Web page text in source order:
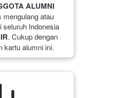
ALUMNI
mengulang atau
reseat materi di seluruh Indonesia
. Cukup dengan
kartu alumni ini.